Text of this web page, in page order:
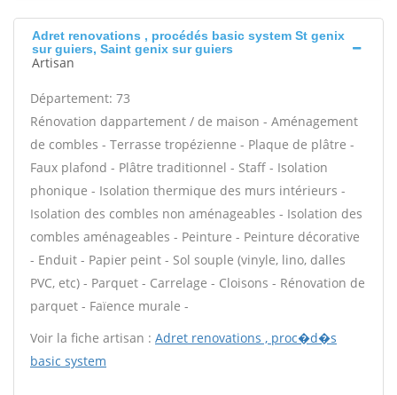
Adret renovations , procédés basic system St genix
sur guiers, Saint genix sur guiers
Artisan
Département: 73
Rénovation dappartement / de maison - Aménagement
de combles - Terrasse tropézienne - Plaque de plâtre -
Faux plafond - Plâtre traditionnel - Staff - Isolation
phonique - Isolation thermique des murs intérieurs -
Isolation des combles non aménageables - Isolation des
combles aménageables - Peinture - Peinture décorative
- Enduit - Papier peint - Sol souple (vinyle, lino, dalles
PVC, etc) - Parquet - Carrelage - Cloisons - Rénovation de
parquet - Faïence murale -
Voir la fiche artisan : Adret renovations , proc�d�s
basic system